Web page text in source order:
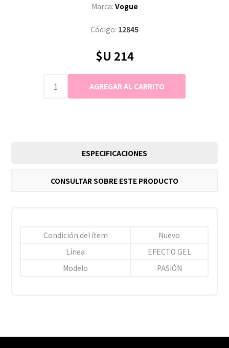
Marca: Vogue
Código: 12845
$U 214
ESPECIFICACIONES
CONSULTAR SOBRE ESTE PRODUCTO
Condición del ítem
Nuevo
Línea
EFECTO GEL
Modelo
PASIÓN